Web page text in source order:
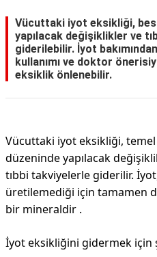
Vücuttaki iyot eksikliği,
yapılacak değişiklikler ve
giderilebilir. İyot
kullanımı ve doktor
eksiklik önlenebilir.
Vücuttaki iyot eksikliği,
düzeninde yapılacak
tıbbi takviyelerle giderilir.
üretilemediği için tamamen
bir mineraldir .
İyot eksikliğini gidermek için